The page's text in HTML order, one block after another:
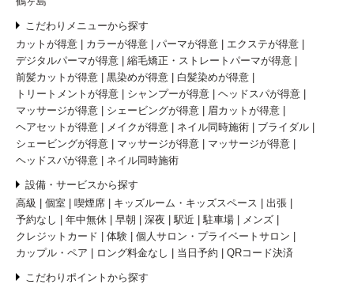
こだわりメニューから探す
カットが得意
カラーが得意 パーマが得意
エクステが得意
デジタルパーマが得意
縮毛矯正・ストレートパーマが得意
前髪カットが得意
黒染めが得意
白髪染めが得意
トリートメントが得意
シャンプーが得意
ヘッドスパが得意
マッサージが得意
シェービングが得意
眉カットが得意
ヘアセットが得意
メイクが得意 ネイル同時施術
ブライダル
シェービングが得意
マッサージが得意
マッサージが得意
ヘッドスパが得意
ネイル同時施術
設備・サービスから探す
高級
個室 喫煙席 キッズルーム・キッズスペース
出張
予約なし
年中無休 早朝 深夜 駅近 駐車場
メンズ
クレジットカード
体験
個人サロン・プライベートサロン
カップル・ペア
ロング料金なし 当日予約 QRコード決済
こだわりポイントから探す